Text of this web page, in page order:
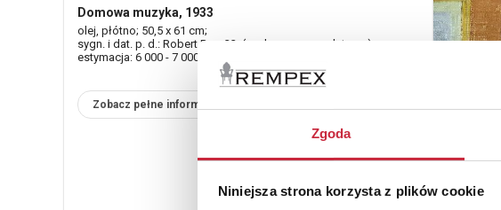
Zgoda
Niniejsza strona korzysta z plików cookie
Domowa muzyka, 1933
olej, płótno; 50,5 x 61 cm;
sygn. i dat. p. d.: Robert Pan. 33. (wydrapana w malaturze).
estymacja: 6 000 - 7 000 zł
Zobacz pełne informacje